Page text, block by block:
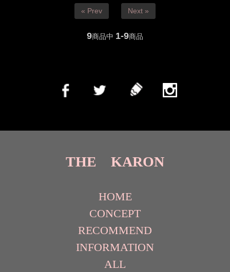
« Prev Next »
9商品中 1-9商品
THE KARON
HOME
CONCEPT
RECOMMEND
INFORMATION
ALL